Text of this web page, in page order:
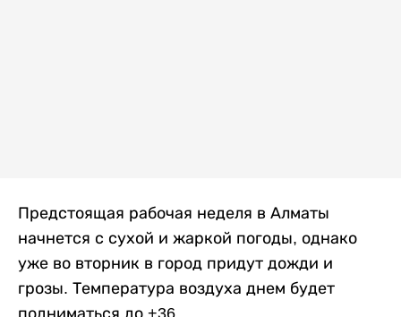
Предстоящая рабочая неделя в Алматы
начнется с сухой и жаркой погоды, однако
уже во вторник в город придут дожди и
грозы. Температура воздуха днем будет
подниматься до +36